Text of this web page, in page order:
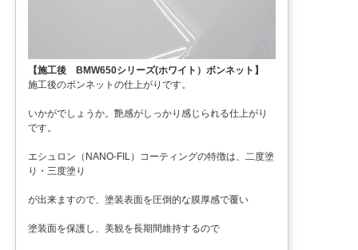
【施工後 BMW650シリーズ(ホワイト）ボンネット】
施工後のボンネットの仕上がりです。
いかがでしょうか。艶感がしっかり感じられる仕上がり
です。
エシュロン（NANO-FIL）コーティングの特徴は、二度塗
り・三度塗り
が出来ますので、塗装表面を圧倒的な膜厚感で覆い
塗装面を保護し、美観を長期間維持するので